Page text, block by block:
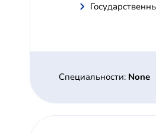
Специальности: None